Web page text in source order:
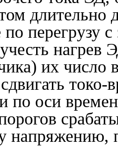
длительно
по перегрузу
нагрев
их число
по оси
напряжению,